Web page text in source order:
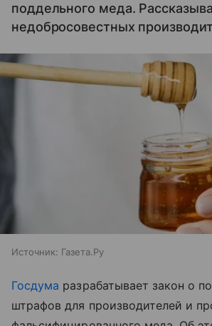
поддельного меда.
недобросовестных
Источник: Газета.Ру
Госдума разрабатывает закон о
штрафов для производителей и